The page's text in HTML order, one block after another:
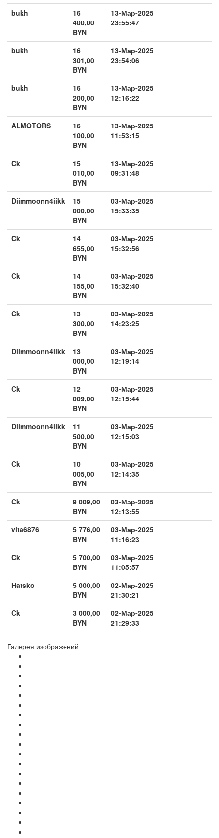
bukh
16
400,00
BYN
13-Мар-2025
23:55:47
bukh
16
301,00
BYN
13-Мар-2025
23:54:06
bukh
16
200,00
BYN
13-Мар-2025
12:16:22
ALMOTORS
16
100,00
BYN
13-Мар-2025
11:53:15
Ck
15
010,00
BYN
13-Мар-2025
09:31:48
Diimmoonn4iikk
15
000,00
BYN
03-Мар-2025
15:33:35
Ck
14
655,00
BYN
03-Мар-2025
15:32:56
Ck
14
155,00
BYN
03-Мар-2025
15:32:40
Ck
13
300,00
BYN
03-Мар-2025
14:23:25
Diimmoonn4iikk
13
000,00
BYN
03-Мар-2025
12:19:14
Ck
12
009,00
BYN
03-Мар-2025
12:15:44
Diimmoonn4iikk
11
500,00
BYN
03-Мар-2025
12:15:03
Ck
10
005,00
BYN
03-Мар-2025
12:14:35
Ck
9 009,00
BYN
03-Мар-2025
12:13:55
vita6876
5 776,00
BYN
03-Мар-2025
11:16:23
Ck
5 700,00
BYN
03-Мар-2025
11:05:57
Hatsko
5 000,00
BYN
02-Мар-2025
21:30:21
Ck
3 000,00
BYN
02-Мар-2025
21:29:33
Галерея изображений